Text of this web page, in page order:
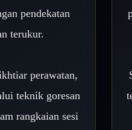
pendekatan
terukur.
perawatan,
teknik goresan
rangkaian sesi